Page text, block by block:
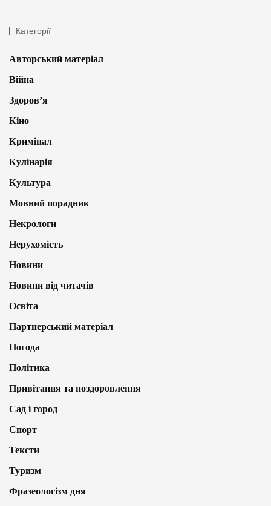
Категорії
Авторський матеріал
Війна
Здоров’я
Кіно
Кримінал
Кулінарія
Культура
Мовний порадник
Некрологи
Нерухомість
Новини
Новини від читачів
Освіта
Партнерський матеріал
Погода
Політика
Привітання та поздоровлення
Сад і город
Спорт
Тексти
Туризм
Фразеологізм дня